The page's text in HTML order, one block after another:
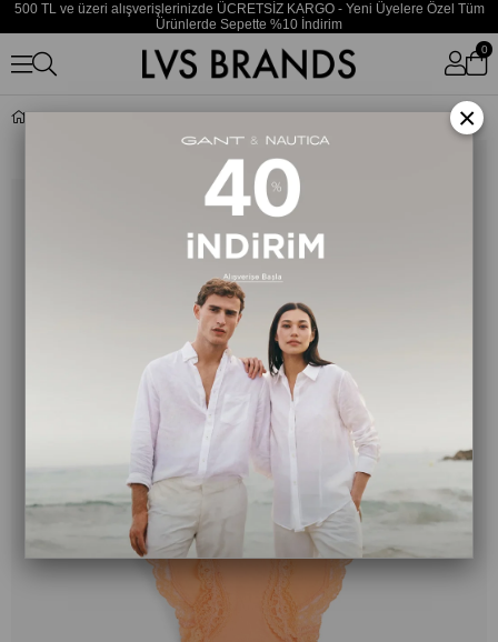
500 TL ve üzeri alışverişlerinizde ÜCRETSİZ KARGO - Yeni Üyelere Özel Tüm
Ürünlerde Sepette %10 İndirim
0
×